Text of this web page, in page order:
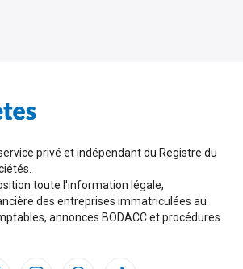
privé et indépendant du Registre du
toute l'information légale,
des entreprises immatriculées au
annonces BODACC et procédures